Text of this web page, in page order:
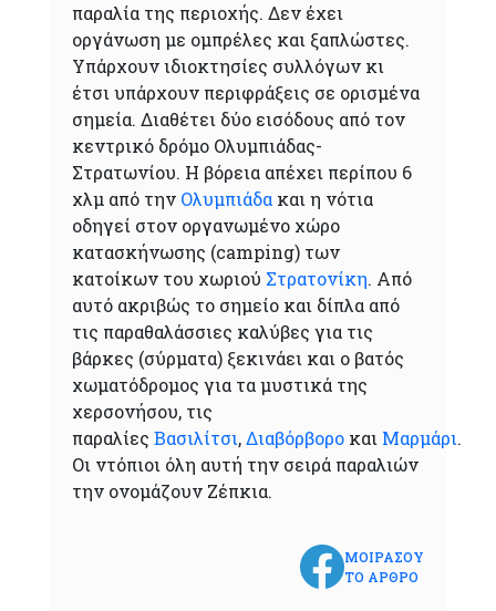
παραλία της περιοχής. Δεν έχει
οργάνωση με ομπρέλες και ξαπλώστες.
Υπάρχουν ιδιοκτησίες συλλόγων κι
έτσι υπάρχουν περιφράξεις σε ορισμένα
σημεία. Διαθέτει δύο εισόδους από τον
κεντρικό δρόμο Ολυμπιάδας-
Στρατωνίου. Η βόρεια απέχει περίπου 6
χλμ από την Ολυμπιάδακαι η νότια
οδηγεί στον οργανωμένο χώρο
κατασκήνωσης (camping) των
κατοίκων του χωριού Στρατονίκη. Από
αυτό ακριβώς το σημείο και δίπλα από
τις παραθαλάσσιες καλύβες για τις
βάρκες (σύρματα) ξεκινάει και ο βατός
χωματόδρομος για τα μυστικά της
χερσονήσου, τις
παραλίες Βασιλίτσι,Διαβόρβοροκαι Μαρμάρι.
Οι ντόπιοι όλη αυτή την σειρά παραλιών
την ονομάζουν Ζέπκια.
ΜΟΙΡΑΣΟΥ
ΤΟ ΑΡΘΡΟ